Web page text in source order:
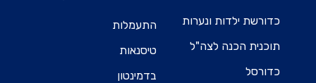
כדורשת ילדות ונערות
תוכנית הכנה לצה"ל
כדורסל
התעמלות
טיסנאות
בדמינטון